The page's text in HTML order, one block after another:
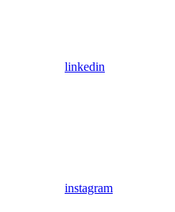
linkedin
instagram